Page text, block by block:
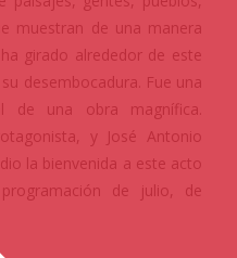
muestran de una manera
girado alrededor de este
desembocadura. Fue una
de una obra magnífica.
y José Antonio
la bienvenida a este acto
de julio, de